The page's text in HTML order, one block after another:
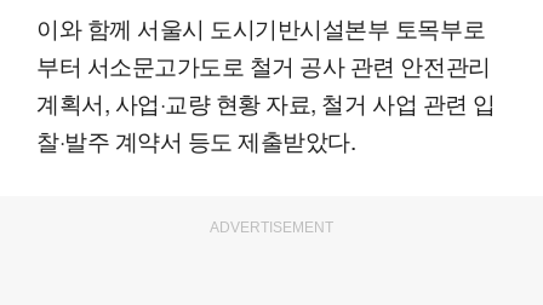
이와 함께 서울시 도시기반시설본부 토목부로
부터 서소문고가도로 철거 공사 관련 안전관리
계획서, 사업·교량 현황 자료, 철거 사업 관련 입
찰·발주 계약서 등도 제출받았다.
ADVERTISEMENT